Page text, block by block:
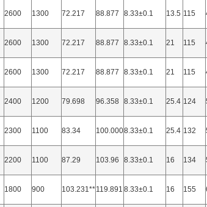
2600 1300 72.217 88.877 8.33±0.1 13.5 115
2600 1300 72.217 88.877 8.33±0.1 21 115
2600 1300 72.217 88.877 8.33±0.1 21 115
2400 1200 79.698 96.358 8.33±0.1 25.4 124
2300 1100 83.34 100.0008.33±0.1 25.4 132
2200 1100 87.29 103.96 8.33±0.1 16 134
1800 900 103.231**119.891 8.33±0.1 16 155